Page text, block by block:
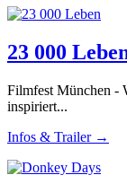
23 000
Filmfest München -
inspiriert...
Infos & Trailer →